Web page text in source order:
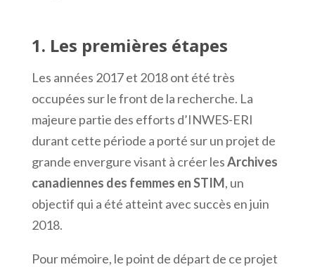
1. Les premières étapes
Les années 2017 et 2018 ont été très
occupées sur le front de la recherche. La
majeure partie des efforts d’INWES-ERI
durant cette période a porté sur un projet de
grande envergure visant à créer lesArchives
canadiennes des femmes en STIM, un
objectif qui a été atteint avec succès en juin
2018.
Pour mémoire, le point de départ de ce projet